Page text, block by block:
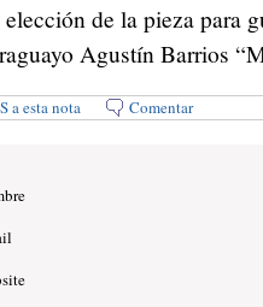
de la pieza para
Agustín Barrios
a esta nota Comentar